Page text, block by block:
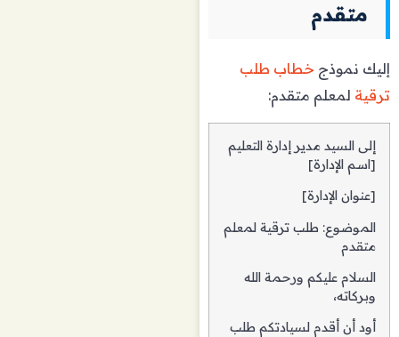
متقدم
إليك نموذج خطاب طلب
ترقية لمعلم متقدم:
إلى السيد مدير إدارة التعليم
[اسم الإدارة]
[عنوان الإدارة]
الموضوع: طلب ترقية لمعلم
متقدم
السلام عليكم ورحمة الله
وبركاته،
أود أن أقدم لسيادتكم طلب